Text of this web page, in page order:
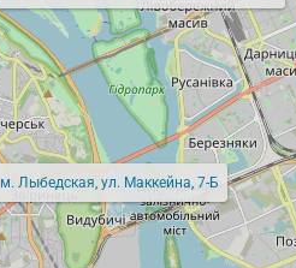
м. Лыбедская, ул. Маккейна, 7-Б